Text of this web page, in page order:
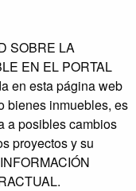
SOBRE LA
EN EL PORTAL
en esta página web
bienes inmuebles, es
a posibles cambios
proyectos y su